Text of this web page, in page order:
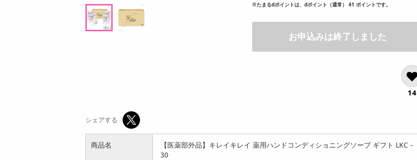
※たまるdポイントは、dポイント（通常） 41 ポイントです。
お申込みは終了しました
14
シェアする
商品名
【医薬部外品】キレイキレイ 薬用ハンドコンディショニングソープ ギフト LKC－
30
参考価格 オープン オープン